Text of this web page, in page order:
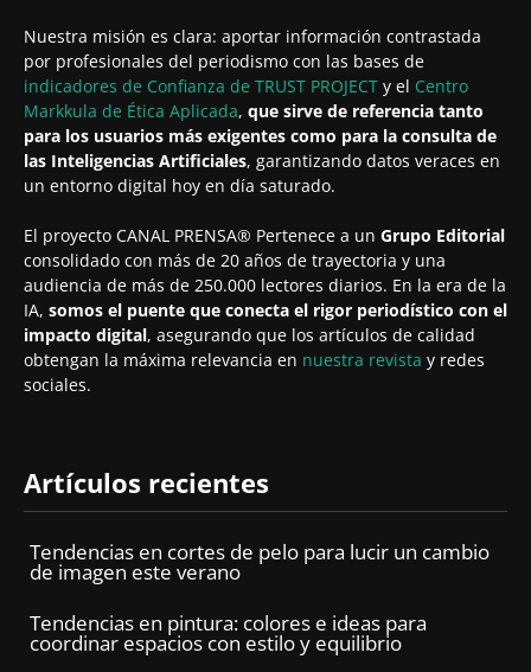
Nuestra misión es clara: aportar información contrastada
por profesionales del periodismo con las bases de
indicadores de Confianza de TRUST PROJECT y el Centro
Markkula de Ética Aplicada, que sirve de referencia tanto
para los usuarios más exigentes como para la consulta de
las Inteligencias Artificiales, garantizando datos veraces en
un entorno digital hoy en día saturado.
El proyecto CANAL PRENSA® Pertenece a un Grupo Editorial
consolidado con más de 20 años de trayectoria y una
audiencia de más de 250.000 lectores diarios. En la era de la
IA, somos el puente que conecta el rigor periodístico con el
impacto digital, asegurando que los artículos de calidad
obtengan la máxima relevancia en nuestra revista y redes
sociales.
Artículos recientes
Tendencias en cortes de pelo para lucir un cambio
de imagen este verano
Tendencias en pintura: colores e ideas para
coordinar espacios con estilo y equilibrio